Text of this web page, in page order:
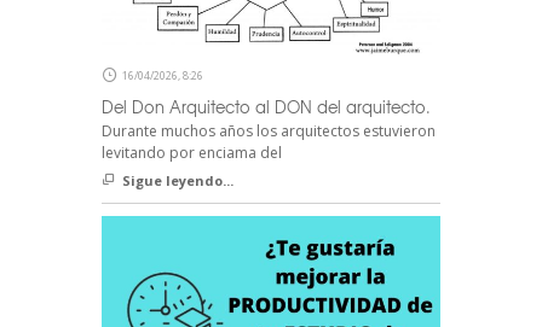
16/04/2026, 8:26
Del Don Arquitecto al DON del arquitecto.
Durante muchos años los arquitectos estuvieron
levitando por enciama del
Sigue leyendo...